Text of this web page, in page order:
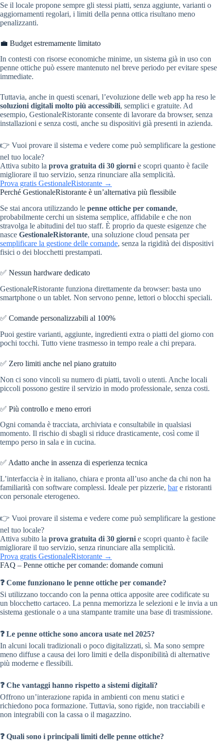
Se il locale propone sempre gli stessi piatti, senza aggiunte, varianti o
aggiornamenti regolari, i limiti della penna ottica risultano meno
penalizzanti.
💼 Budget estremamente limitato
In contesti con risorse economiche minime, un sistema già in uso con
penne ottiche può essere mantenuto nel breve periodo per evitare spese
immediate.
Tuttavia, anche in questi scenari, l’evoluzione delle web app ha reso le
soluzioni digitali molto più accessibili, semplici e gratuite. Ad
esempio, GestionaleRistorante consente di lavorare da browser, senza
installazioni e senza costi, anche su dispositivi già presenti in azienda.
👉 Vuoi provare il sistema e vedere come può semplificare la gestione
nel tuo locale?
Attiva subito la prova gratuita di 30 giorni e scopri quanto è facile
migliorare il tuo servizio, senza rinunciare alla semplicità.
Prova gratis GestionaleRistorante →
Perché GestionaleRistorante è un’alternativa più flessibile
Se stai ancora utilizzando le penne ottiche per comande,
probabilmente cerchi un sistema semplice, affidabile e che non
stravolga le abitudini del tuo staff. È proprio da queste esigenze che
nasce GestionaleRistorante, una soluzione cloud pensata per
semplificare la gestione delle comande, senza la rigidità dei dispositivi
fisici o dei blocchetti prestampati.
✅ Nessun hardware dedicato
GestionaleRistorante funziona direttamente da browser: basta uno
smartphone o un tablet. Non servono penne, lettori o blocchi speciali.
✅ Comande personalizzabili al 100%
Puoi gestire varianti, aggiunte, ingredienti extra o piatti del giorno con
pochi tocchi. Tutto viene trasmesso in tempo reale a chi prepara.
✅ Zero limiti anche nel piano gratuito
Non ci sono vincoli su numero di piatti, tavoli o utenti. Anche locali
piccoli possono gestire il servizio in modo professionale, senza costi.
✅ Più controllo e meno errori
Ogni comanda è tracciata, archiviata e consultabile in qualsiasi
momento. Il rischio di sbagli si riduce drasticamente, così come il
tempo perso in sala e in cucina.
✅ Adatto anche in assenza di esperienza tecnica
L’interfaccia è in italiano, chiara e pronta all’uso anche da chi non ha
familiarità con software complessi. Ideale per pizzerie, bare ristoranti
con personale eterogeneo.
👉 Vuoi provare il sistema e vedere come può semplificare la gestione
nel tuo locale?
Attiva subito la prova gratuita di 30 giorni e scopri quanto è facile
migliorare il tuo servizio, senza rinunciare alla semplicità.
Prova gratis GestionaleRistorante →
FAQ – Penne ottiche per comande: domande comuni
❓ Come funzionano le penne ottiche per comande?
Si utilizzano toccando con la penna ottica apposite aree codificate su
un blocchetto cartaceo. La penna memorizza le selezioni e le invia a un
sistema gestionale o a una stampante tramite una base di trasmissione.
❓ Le penne ottiche sono ancora usate nel 2025?
In alcuni locali tradizionali o poco digitalizzati, sì. Ma sono sempre
meno diffuse a causa dei loro limiti e della disponibilità di alternative
più moderne e flessibili.
❓ Che vantaggi hanno rispetto a sistemi digitali?
Offrono un’interazione rapida in ambienti con menu statici e
richiedono poca formazione. Tuttavia, sono rigide, non tracciabili e
non integrabili con la cassa o il magazzino.
❓ Quali sono i principali limiti delle penne ottiche?